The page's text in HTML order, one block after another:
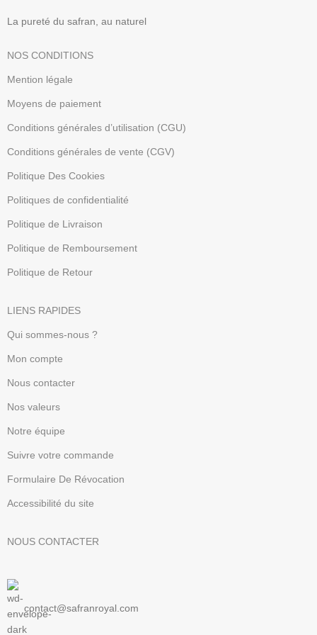
La pureté du safran, au naturel
NOS CONDITIONS
Mention légale
Moyens de paiement
Conditions générales d’utilisation (CGU)
Conditions générales de vente (CGV)
Politique Des Cookies
Politiques de confidentialité
Politique de Livraison
Politique de Remboursement
Politique de Retour
LIENS RAPIDES
Qui sommes-nous ?
Mon compte
Nous contacter
Nos valeurs
Notre équipe
Suivre votre commande
Formulaire De Révocation
Accessibilité du site
NOUS CONTACTER
contact@safranroyal.com